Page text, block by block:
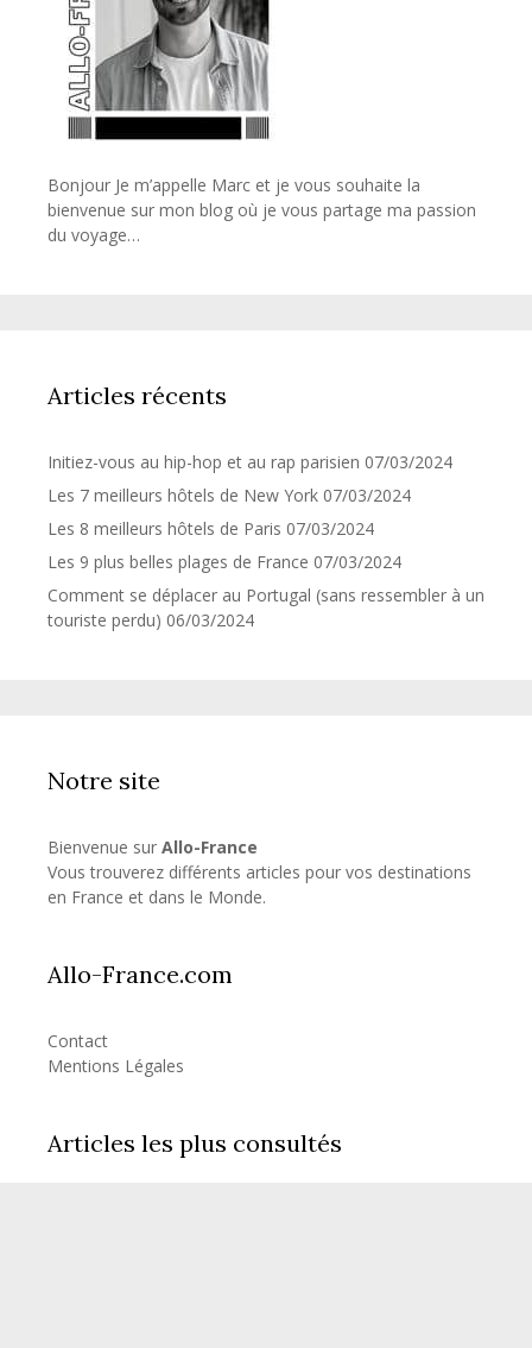
Bonjour Je m’appelle Marc et je vous souhaite la
bienvenue sur mon blog où je vous partage ma passion
du voyage…
Articles récents
Initiez-vous au hip-hop et au rap parisien 07/03/2024
Les 7 meilleurs hôtels de New York 07/03/2024
Les 8 meilleurs hôtels de Paris 07/03/2024
Les 9 plus belles plages de France 07/03/2024
Comment se déplacer au Portugal (sans ressembler à un
touriste perdu) 06/03/2024
Notre site
Bienvenue sur Allo-France
Vous trouverez différents articles pour vos destinations
en France et dans le Monde.
Allo-France.com
Contact
Mentions Légales
Articles les plus consultés